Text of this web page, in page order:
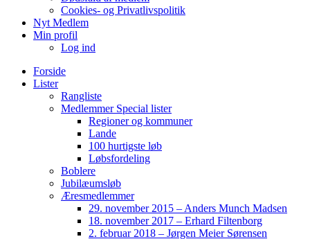
Cookies- og Privatlivspolitik
Nyt Medlem
Min profil
Log ind
Forside
Lister
Rangliste
Medlemmer Special lister
Regioner og kommuner
Lande
100 hurtigste løb
Løbsfordeling
Boblere
Jubilæumsløb
Æresmedlemmer
29. november 2015 – Anders Munch Madsen
18. november 2017 – Erhard Filtenborg
2. februar 2018 – Jørgen Meier Sørensen